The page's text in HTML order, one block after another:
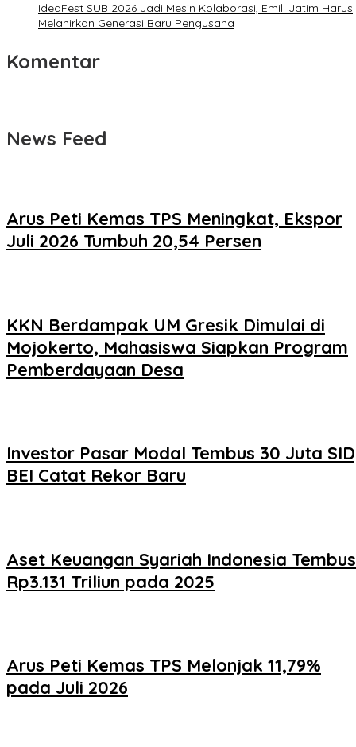
IdeaFest SUB 2026 Jadi Mesin Kolaborasi, Emil: Jatim Harus
Melahirkan Generasi Baru Pengusaha
Komentar
News Feed
Arus Peti Kemas TPS Meningkat, Ekspor
Juli 2026 Tumbuh 20,54 Persen
KKN Berdampak UM Gresik Dimulai di
Mojokerto, Mahasiswa Siapkan Program
Pemberdayaan Desa
Investor Pasar Modal Tembus 30 Juta
BEI Catat Rekor Baru
Aset Keuangan Syariah Indonesia Tembus
Rp3.131 Triliun pada 2025
Arus Peti Kemas TPS Melonjak 11,79%
pada Juli 2026